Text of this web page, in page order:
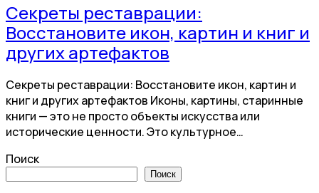
Секреты реставрации:
Восстановите икон, картин и книг и
других артефактов
Секреты реставрации: Восстановите икон, картин и
книг и других артефактов Иконы, картины, старинные
книги — это не просто объекты искусства или
исторические ценности. Это культурное…
Поиск
Поиск